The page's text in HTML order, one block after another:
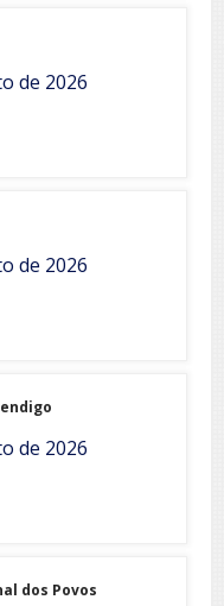
de 2026
de 2026
de 2026
dos Povos